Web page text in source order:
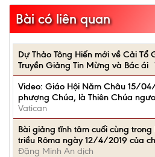
Bài có liên quan
Dự Thảo Tông Hiến mới về Cải Tổ
Truyền Giảng Tin Mừng và Bác ái
Video: Giáo Hội Năm Châu 15/
phượng Chúa, là Thiên Chúa
Vatican
Bài giảng tĩnh tâm cuối cùng
triều Rôma ngày 12/4/2019 của
Đặng Minh An dịch